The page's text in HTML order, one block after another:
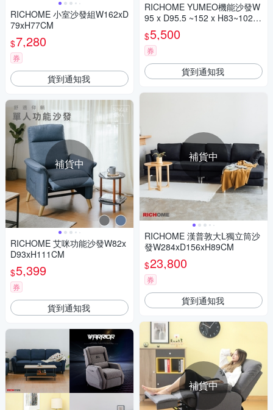
RICHOME 小室沙發組W162xD
79xH77CM
$7,280
券
貨到通知我
補貨中
RICHOME 艾咪功能沙發W82x
D93xH111CM
$5,399
券
貨到通知我
RICHOME YUMEO機能沙發W
95 x D95.5 ~152 x H83~102.5
CM
$5,500
券
貨到通知我
補貨中
RICHOME 漢普敦大L獨立筒沙
發W284xD156xH89CM
$23,800
券
貨到通知我
補貨中